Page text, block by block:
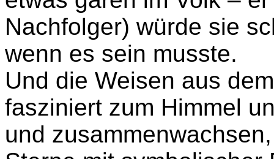
Nachfolger) würde sie
wenn es sein musste.
Und die Weisen aus
fasziniert zum Himmel
und